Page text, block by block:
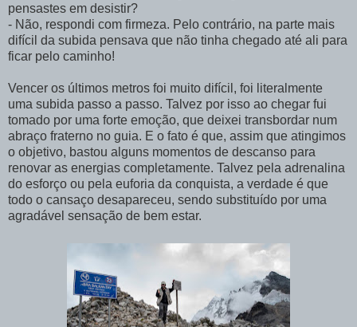
pensastes em desistir?
- Não, respondi com firmeza. Pelo contrário, na parte mais
difícil da subida pensava que não tinha chegado até ali para
ficar pelo caminho!
Vencer os últimos metros foi muito difícil, foi literalmente
uma subida passo a passo. Talvez por isso ao chegar fui
tomado por uma forte emoção, que deixei transbordar num
abraço fraterno no guia. E o fato é que, assim que atingimos
o objetivo, bastou alguns momentos de descanso para
renovar as energias completamente. Talvez pela adrenalina
do esforço ou pela euforia da conquista, a verdade é que
todo o cansaço desapareceu, sendo substituído por uma
agradável sensação de bem estar.